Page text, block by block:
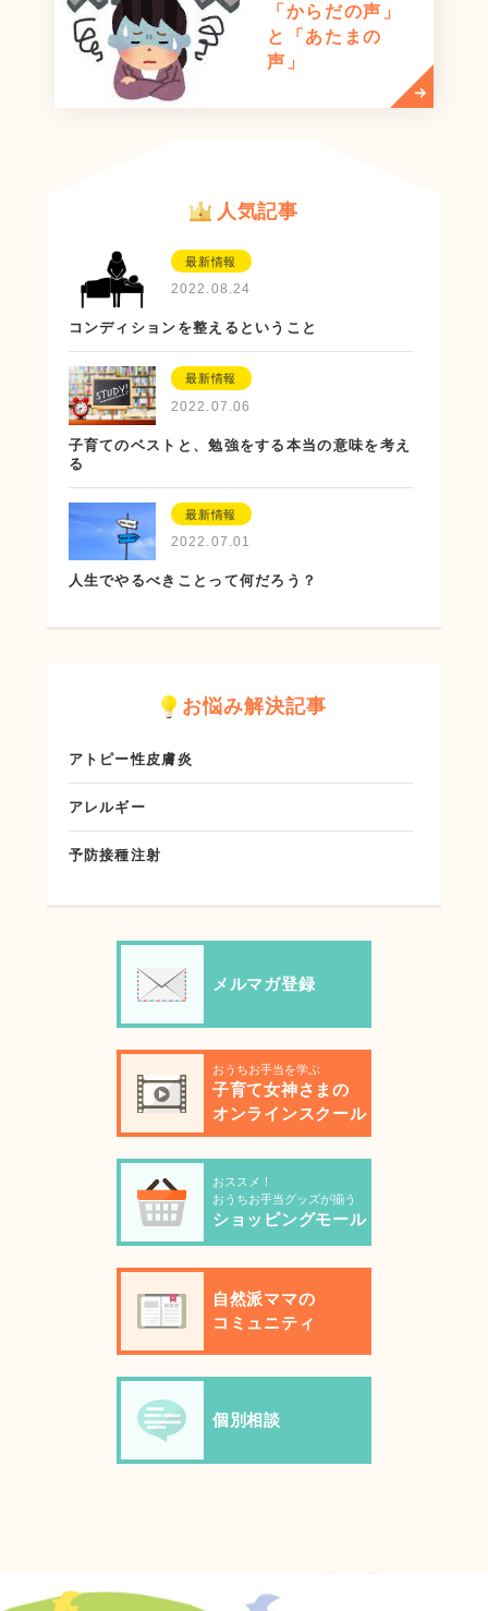
「からだの声」
と「あたまの
声」
人気記事
最新情報
2022.08.24
コンディションを整えるということ
最新情報
2022.07.06
子育てのベストと、勉強をする本当の意味を考え
る
最新情報
2022.07.01
人生でやるべきことって何だろう？
お悩み解決記事
アトピー性皮膚炎
アレルギー
予防接種注射
メルマガ登録
おうちお手当を学ぶ
子育て女神さまの
オンラインスクール
おススメ！
おうちお手当グッズが揃う
ショッピングモール
自然派ママの
コミュニティ
個別相談